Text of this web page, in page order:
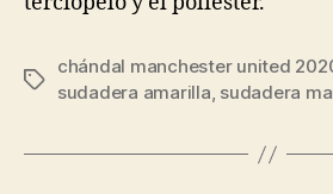
Etiquetas
chándal manchester united
sudadera amarilla, sudadera